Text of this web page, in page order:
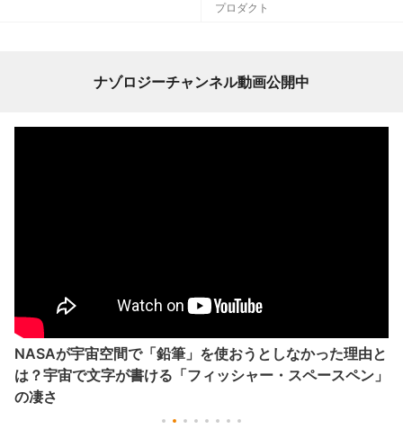
プロダクト
ナゾロジーチャンネル動画公開中
NASAが宇宙空間で「鉛筆」を使おうとしなかった理由と
は？宇宙で文字が書ける「フィッシャー・スペースペン」
の凄さ